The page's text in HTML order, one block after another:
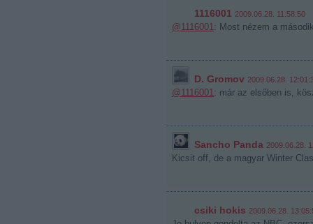
1116001 2009.06.28. 11:58:50
@1116001: Most nézem a
D. Gromov 2009.06.28.
@1116001: már az elsőben is,
Sancho Panda 2009.06.28.
Kicsit off, de a magyar Winter
csiki hokis 2009.06.28.